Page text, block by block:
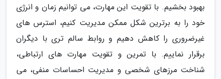
بهبود بخشیم. با تقویت این مهارت، می توانیم زمان و انرژی
خود را به برترین شکل ممکن مدیریت کنیم، استرس های
غیرضروری را کاهش دهیم و روابط سالم تری با دیگران
برقرار نماییم. با تمرین و تقویت مهارت های ارتباطی،
شناخت مرزهای شخصی و مدیریت احساسات منفی، می